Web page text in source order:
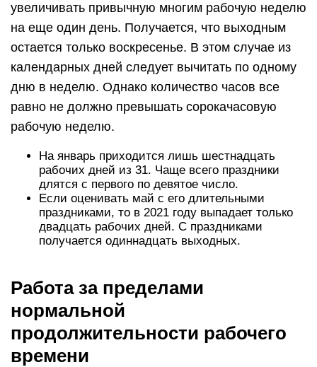
увеличивать привычную многим рабочую неделю
на еще один день. Получается, что выходным
остается только воскресенье. В этом случае из
календарных дней следует вычитать по одному
дню в неделю. Однако количество часов все
равно не должно превышать сорокачасовую
рабочую неделю.
На январь приходится лишь шестнадцать
рабочих дней из 31. Чаще всего праздники
длятся с первого по девятое число.
Если оценивать май с его длительными
праздниками, то в 2021 году выпадает только
двадцать рабочих дней. С праздниками
получается одиннадцать выходных.
Работа за пределами
нормальной
продолжительности рабочего
времени